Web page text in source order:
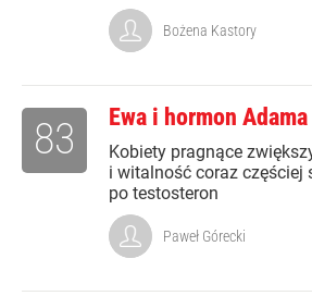
Bożena Kastory
Ewa i hormon Adama
Kobiety pragnące
i witalność coraz częściej
po testosteron
83
Paweł Górecki